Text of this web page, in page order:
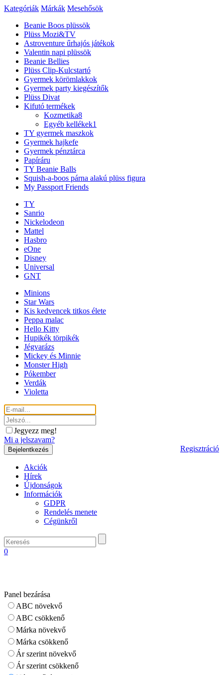
Kategóriák Márkák Mesehősök
Beanie Boos plüssök
Plüss Mozi&TV
Astroventure űrhajós játékok
Valentin napi plüssök
Beanie Bellies
Plüss Clip-Kulcstartó
Gyermek körömlakkok
Gyermek party kiegészítők
Plüss Divat
Kifutó termékek
Kozmetika8
Egyéb kellékek1
TY gyermek maszkok
Gyermek hajkefe
Gyermek pénztárca
Papíráru
TY Beanie Balls
Squish-a-boos párna alakú plüss figura
My Passport Friends
TY
Sanrio
Nickelodeon
Mattel
Hasbro
eOne
Disney
Universal
GNT
Minions
Star Wars
Kis kedvencek titkos élete
Peppa malac
Hello Kitty
Hupikék törpikék
Jégvarázs
Mickey és Minnie
Monster High
Pókember
Verdák
Violetta
Jegyezz meg!
Mi a jelszavam?
Regisztráció
Akciók
Hírek
Újdonságok
Információk
GDPR
Rendelés menete
Cégünkről
0
Panel bezárása
ABC növekvő
ABC csökkenő
Márka növekvő
Márka csökkenő
Ár szerint növekvő
Ár szerint csökkenő